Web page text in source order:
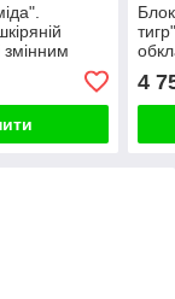
змінним
4